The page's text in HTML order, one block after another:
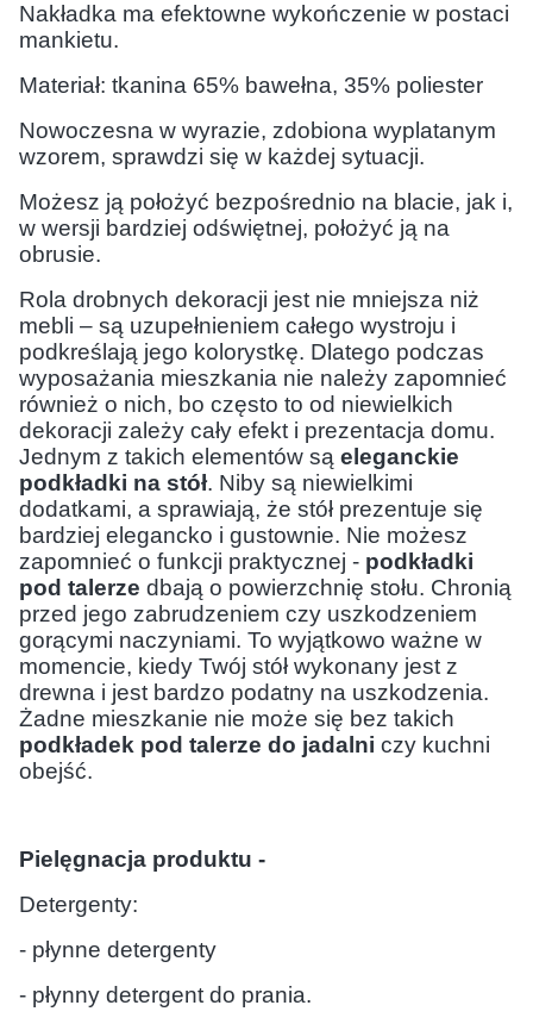
Nakładka ma efektowne wykończenie w postaci
mankietu.
Materiał: tkanina 65% bawełna, 35% poliester
Nowoczesna w wyrazie, zdobiona wyplatanym
wzorem, sprawdzi się w każdej sytuacji.
Możesz ją położyć bezpośrednio na blacie, jak i,
w wersji bardziej odświętnej, położyć ją na
obrusie.
Rola drobnych dekoracji jest nie mniejsza niż
mebli – są uzupełnieniem całego wystroju i
podkreślają jego kolorystkę. Dlatego podczas
wyposażania mieszkania nie należy zapomnieć
również o nich, bo często to od niewielkich
dekoracji zależy cały efekt i prezentacja domu.
Jednym z takich elementów są eleganckie
podkładki na stół. Niby są niewielkimi
dodatkami, a sprawiają, że stół prezentuje się
bardziej elegancko i gustownie. Nie możesz
zapomnieć o funkcji praktycznej - podkładki
pod talerze dbają o powierzchnię stołu. Chronią
przed jego zabrudzeniem czy uszkodzeniem
gorącymi naczyniami. To wyjątkowo ważne w
momencie, kiedy Twój stół wykonany jest z
drewna i jest bardzo podatny na uszkodzenia.
Żadne mieszkanie nie może się bez takich
podkładek pod talerze do jadalni czy kuchni
obejść.
Pielęgnacja produktu -
Detergenty:
- płynne detergenty
- płynny detergent do prania.